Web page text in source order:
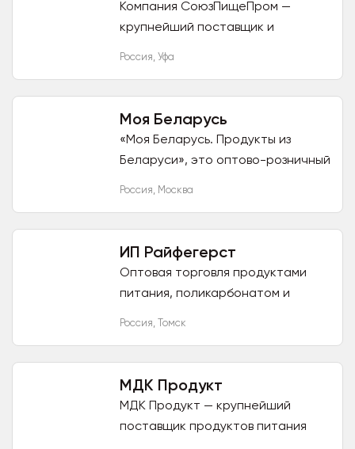
Компания СоюзПищеПром —
крупнейший поставщик и
Башкортостана,
отрасли...
Россия, Уфа
Моя Беларусь
«Моя Беларусь. Продукты из
Беларуси», это оптово-розничный
Россия, Москва
ИП Райфегерст
Оптовая торговля продуктами
питания, поликарбонатом и
Россия, Томск
МДК Продукт
МДК Продукт — крупнейший
поставщик продуктов питания